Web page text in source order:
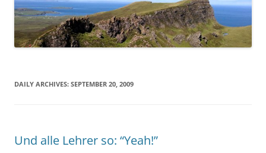
DAILY ARCHIVES: SEPTEMBER 20, 2009
Und alle Lehrer so: “Yeah!”